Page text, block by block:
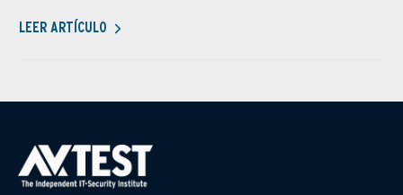
LEER ARTÍCULO